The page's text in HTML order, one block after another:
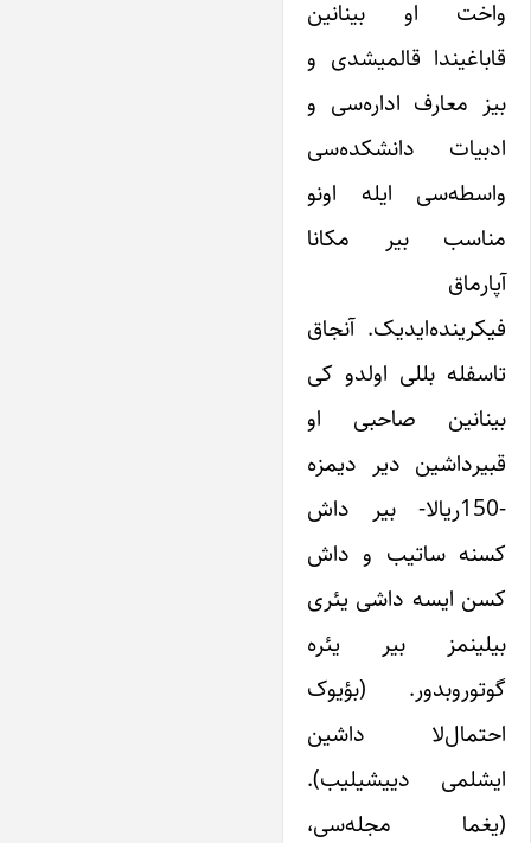
واخت او بینانین
قاباغیندا قالمیشدی و
بیز معارف اداره‌سی و
ادبیات دانشکده‌سی
واسطه‌سی ایله اونو
مناسب بیر مکانا
آپارماق
فیکرینده‌ایدیک. آنجاق
تاسفله بللی اولدو کی
بینانین صاحبی او
قبیرداشین دیر دیمزه
-150ریالا- بیر داش
کسنه ساتیب و داش
کسن ایسه داشی یئری
بیلینمز بیر یئره
گوتوروبدور. (بؤیوک
احتمال‌لا داشین
ایشلمی دییشیلیب).
(یغما مجله‌سی،